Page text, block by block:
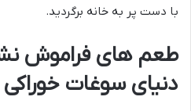
با دست پر به خانه برگردید.
طعم های فراموش
دنیای سوغات خوراکی